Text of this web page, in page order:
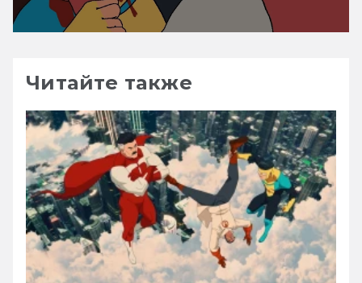
Читайте также